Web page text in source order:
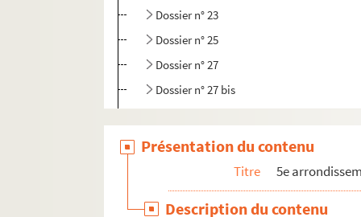
Dossier n° 23
Dossier n° 25
Dossier n° 27
Dossier n° 27 bis
Dossier n° 29
Dossier n° 31
Présentation du contenu
Titre 5e
Description du contenu